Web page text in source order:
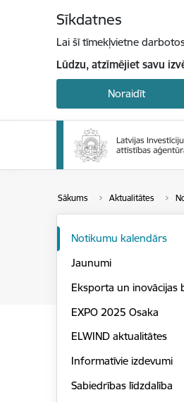
Sīkdatnes
Lai šī tīmekļvietne
Lūdzu, atzīmējiet savu
Noraidīt
Sākums Aktualitātes
Notikumu kalendārs
Jaunumi
Eksporta un inovācijas
EXPO 2025 Osaka
ELWIND aktualitātes
Informatīvie izdevumi
Sabiedrības līdzdalība